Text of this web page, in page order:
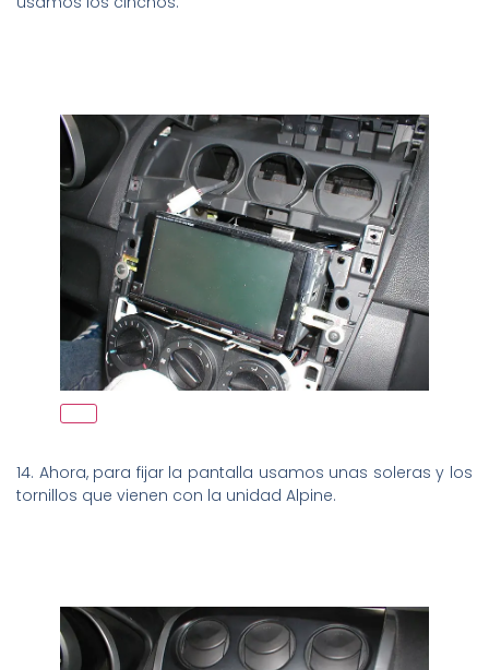
14. Ahora, para fijar la pantalla usamos unas soleras y los
tornillos que vienen con la unidad Alpine.